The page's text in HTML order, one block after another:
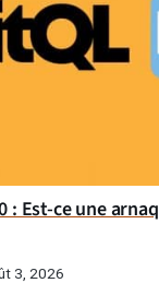
: Est-ce une
3, 2026